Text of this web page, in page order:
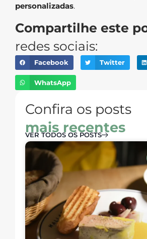
personalizadas.
Compartilhe este
redes sociais:
Facebook Twitter
WhatsApp
Confira os posts
mais recentes
VER TODOS OS POSTS